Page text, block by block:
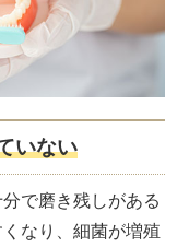
いない
で磨き残しがある
なり、細菌が増殖